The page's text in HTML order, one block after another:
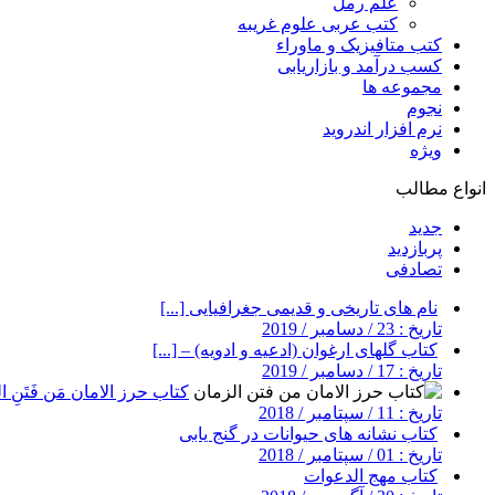
کتب عربی علوم غریبه
کتب متافیزیک و ماوراء
کسب درآمد و بازاریابی
مجموعه ها
نجوم
نرم افزار اندروید
ویژه
انواع مطالب
جدید
پربازدید
تصادفی
نام های تاریخی و قدیمی جغرافیایی [...]
تاریخ : 23 / دسامبر / 2019
کتاب گلهای ارغوان (ادعیه و ادویه) – [...]
تاریخ : 17 / دسامبر / 2019
کتاب حرز الامان مَن فَتَنِ
تاریخ : 11 / سپتامبر / 2018
کتاب نشانه های حیوانات در گنج یابی
تاریخ : 01 / سپتامبر / 2018
کتاب مهج الدعوات